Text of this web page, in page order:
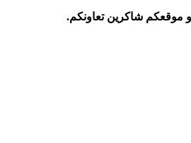
موقعكم شاكرين تعاونكم.